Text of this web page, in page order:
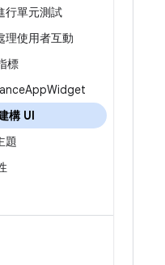
行單元測試
理使用者互動
標
AppWidget
構 UI
題